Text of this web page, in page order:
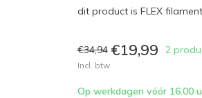
dit product is FLEX
€34,94 €19,99 2
Incl. btw
Op werkdagen vóór 16.00